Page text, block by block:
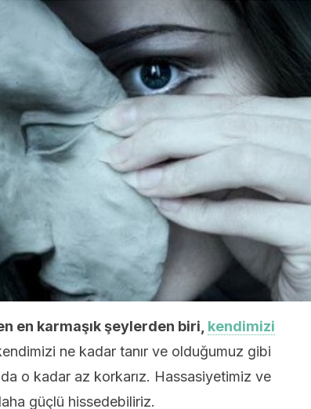
en karmaşık şeylerden biri, kendimizi
ne kadar tanır ve olduğumuz gibi
o kadar az korkarız. Hassasiyetimiz ve
güçlü hissedebiliriz.